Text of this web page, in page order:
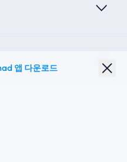
앱 다운로드